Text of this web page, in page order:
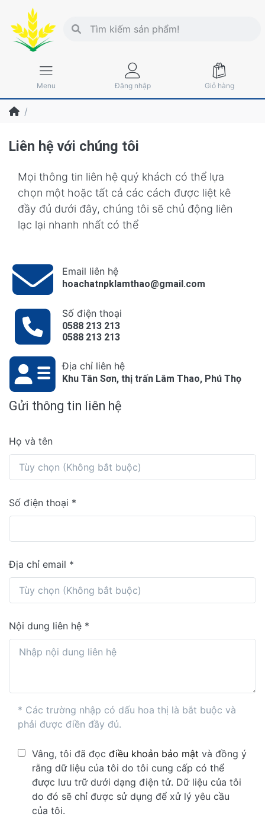
Menu Đăng nhập Giỏ hàng
Liên hệ với chúng tôi
Mọi thông tin liên hệ quý khách có thể lựa
chọn một hoặc tất cả các cách được liệt kê
đầy đủ dưới đây, chúng tôi sẽ chủ động liên
lạc lại nhanh nhất có thể
Email liên hệ
hoachatnpklamthao@gmail.com
Số điện thoại
0588 213 213
0588 213 213
Địa chỉ liên hệ
Khu Tân Sơn, thị trấn Lâm Thao, Phú Thọ
Gửi thông tin liên hệ
Họ và tên
Số điện thoại
Địa chỉ email
Nội dung liên hệ
* Các trường nhập có dấu hoa thị là bắt buộc và
phải được điền đầy đủ.
Vâng, tôi đã đọc điều khoản bảo mật và đồng ý
rằng dữ liệu của tôi do tôi cung cấp có thể
được lưu trữ dưới dạng điện tử. Dữ liệu của tôi
do đó sẽ chỉ được sử dụng để xử lý yêu cầu
của tôi.